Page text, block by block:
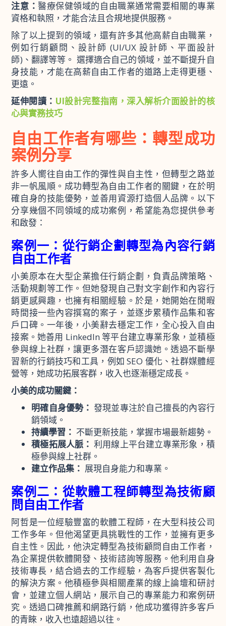
注意：醫療保健領域的自由職業通常需要相關的專業
資格和執照，才能合法且合規地提供服務。
除了以上提到的領域，還有許多其他高薪自由職業，
例如行銷顧問、設計師 (UI/UX 設計師、平面設計
師)、翻譯等等。 選擇適合自己的領域，並不斷提升自
身技能，才能在高薪自由工作者的道路上走得更穩、
更遠。
延伸閱讀： UI設計完整指南，深入解析介面設計的核
心與實務技巧
自由工作者有哪些：轉型成功
案例分享
許多人嚮往自由工作的彈性與自主性，但轉型之路並
非一帆風順。成功轉型為自由工作者的關鍵，在於明
確自身的技能優勢，並善用資源打造個人品牌。以下
分享幾個不同領域的成功案例，希望能為您提供參考
和啟發：
案例一：從行銷企劃轉型為內容行銷
自由工作者
小美原本在大型企業擔任行銷企劃，負責品牌策略、
活動規劃等工作。但她發現自己對文字創作和內容行
銷更感興趣，也擁有相關經驗。於是，她開始在閒暇
時間接一些內容撰寫的案子，並逐步累積作品集和客
戶口碑。一年後，小美辭去穩定工作，全心投入自由
接案。她善用 LinkedIn 等平台建立專業形象，並積極
參與線上社群，讓更多潛在客戶認識她。透過不斷學
習新的行銷技巧和工具，例如 SEO 優化、社群媒體經
營等，她成功拓展客群，收入也逐漸穩定成長。
小美的成功關鍵：
明確自身優勢： 發現並專注於自己擅長的內容行
銷領域。
持續學習： 不斷更新技能，掌握市場最新趨勢。
積極拓展人脈： 利用線上平台建立專業形象，積
極參與線上社群。
建立作品集： 展現自身能力和專業。
案例二：從軟體工程師轉型為技術顧
問自由工作者
阿哲是一位經驗豐富的軟體工程師，在大型科技公司
工作多年。但他渴望更具挑戰性的工作，並擁有更多
自主性。因此，他決定轉型為技術顧問自由工作者，
為企業提供軟體開發、技術諮詢等服務。他利用自身
技術專長，結合過去的工作經驗，為客戶提供客製化
的解決方案。他積極參與相關產業的線上論壇和研討
會，並建立個人網站，展示自己的專業能力和案例研
究。透過口碑推薦和網路行銷，他成功獲得許多客戶
的青睞，收入也遠超過以往。